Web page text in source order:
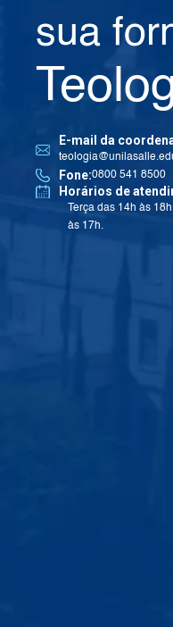
sua
E-mail da
Fone:0800 541 8500
Horários de
Terça das 14h às
às 17h.